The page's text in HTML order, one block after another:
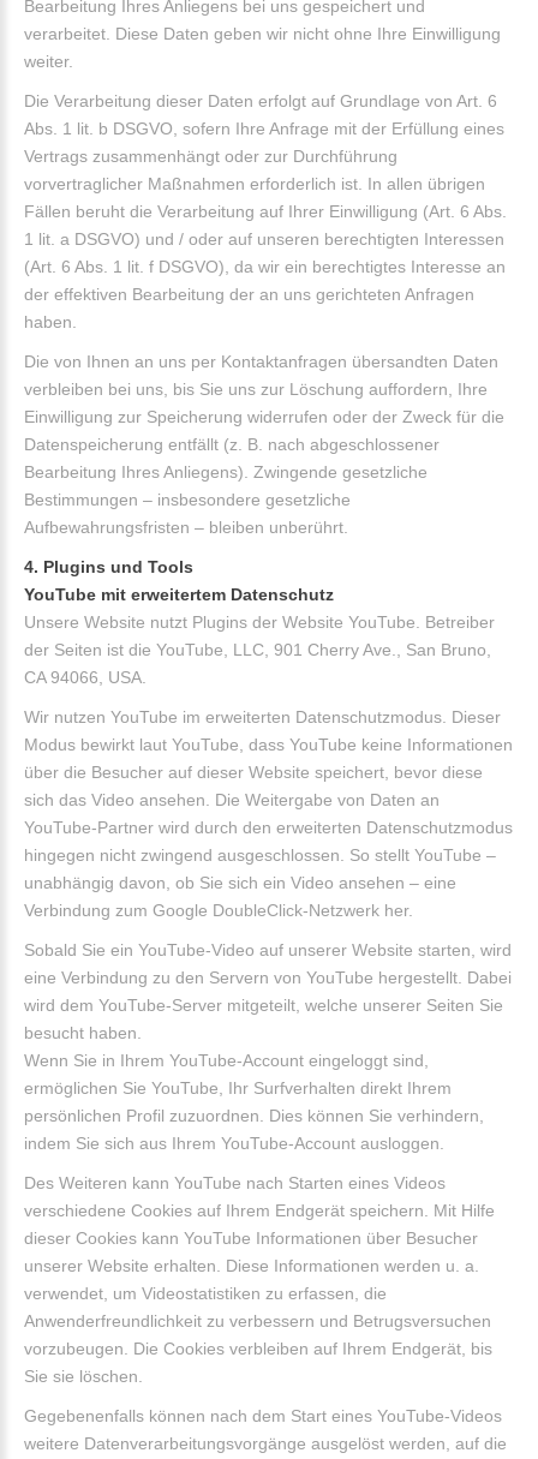
Bearbeitung Ihres Anliegens bei uns gespeichert und
verarbeitet. Diese Daten geben wir nicht ohne Ihre Einwilligung
weiter.
Die Verarbeitung dieser Daten erfolgt auf Grundlage von Art. 6
Abs. 1 lit. b DSGVO, sofern Ihre Anfrage mit der Erfüllung eines
Vertrags zusammenhängt oder zur Durchführung
vorvertraglicher Maßnahmen erforderlich ist. In allen übrigen
Fällen beruht die Verarbeitung auf Ihrer Einwilligung (Art. 6 Abs.
1 lit. a DSGVO) und / oder auf unseren berechtigten Interessen
(Art. 6 Abs. 1 lit. f DSGVO), da wir ein berechtigtes Interesse an
der effektiven Bearbeitung der an uns gerichteten Anfragen
haben.
Die von Ihnen an uns per Kontaktanfragen übersandten Daten
verbleiben bei uns, bis Sie uns zur Löschung auffordern, Ihre
Einwilligung zur Speicherung widerrufen oder der Zweck für die
Datenspeicherung entfällt (z. B. nach abgeschlossener
Bearbeitung Ihres Anliegens). Zwingende gesetzliche
Bestimmungen – insbesondere gesetzliche
Aufbewahrungsfristen – bleiben unberührt.
4. Plugins und Tools
YouTube mit erweitertem Datenschutz
Unsere Website nutzt Plugins der Website YouTube. Betreiber
der Seiten ist die YouTube, LLC, 901 Cherry Ave., San Bruno,
CA 94066, USA.
Wir nutzen YouTube im erweiterten Datenschutzmodus. Dieser
Modus bewirkt laut YouTube, dass YouTube keine Informationen
über die Besucher auf dieser Website speichert, bevor diese
sich das Video ansehen. Die Weitergabe von Daten an
YouTube-Partner wird durch den erweiterten Datenschutzmodus
hingegen nicht zwingend ausgeschlossen. So stellt YouTube –
unabhängig davon, ob Sie sich ein Video ansehen – eine
Verbindung zum Google DoubleClick-Netzwerk her.
Sobald Sie ein YouTube-Video auf unserer Website starten, wird
eine Verbindung zu den Servern von YouTube hergestellt. Dabei
wird dem YouTube-Server mitgeteilt, welche unserer Seiten Sie
besucht haben.
Wenn Sie in Ihrem YouTube-Account eingeloggt sind,
ermöglichen Sie YouTube, Ihr Surfverhalten direkt Ihrem
persönlichen Profil zuzuordnen. Dies können Sie verhindern,
indem Sie sich aus Ihrem YouTube-Account ausloggen.
Des Weiteren kann YouTube nach Starten eines Videos
verschiedene Cookies auf Ihrem Endgerät speichern. Mit Hilfe
dieser Cookies kann YouTube Informationen über Besucher
unserer Website erhalten. Diese Informationen werden u. a.
verwendet, um Videostatistiken zu erfassen, die
Anwenderfreundlichkeit zu verbessern und Betrugsversuchen
vorzubeugen. Die Cookies verbleiben auf Ihrem Endgerät, bis
Sie sie löschen.
Gegebenenfalls können nach dem Start eines YouTube-Videos
weitere Datenverarbeitungsvorgänge ausgelöst werden, auf die